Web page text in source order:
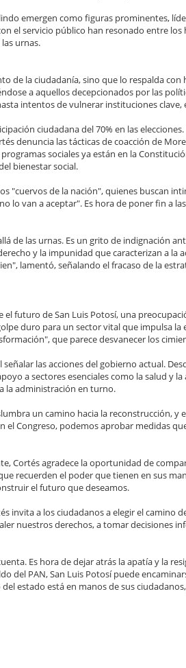
emergen como figuras prominentes,
el servicio público han resonado entre los
urnas.
de la ciudadanía, sino que lo respalda
a aquellos decepcionados por las
intentos de vulnerar instituciones clave,
ciudadana del 70% en las
denuncia las tácticas de coacción de
sociales ya están en la
bienestar social.
"cuervos de la nación", quienes buscan
lo van a aceptar". Es hora de poner fin a
de las urnas. Es un grito de indignación
y la impunidad que caracterizan a la
lamentó, señalando el fracaso de la
el futuro de San Luis Potosí, una
duro para un sector vital que impulsa la
que parece desvanecer los
las acciones del gobierno actual.
a sectores esenciales como la salud y
la administración en turno.
un camino hacia la reconstrucción, y
el Congreso, podemos aprobar medidas
Cortés agradece la oportunidad de
recuerden el poder que tienen en sus
el futuro que deseamos.
invita a los ciudadanos a elegir el camino
nuestros derechos, a tomar decisiones
Es hora de dejar atrás la apatía y la
del PAN, San Luis Potosí puede
estado está en manos de sus